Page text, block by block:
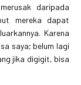
daripada
mereka dapat
Karena
saya; belum lagi
jika digigit, bisa